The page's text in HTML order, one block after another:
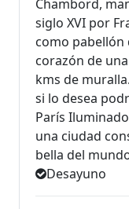
Chambord,
siglo XVI por
como pabellón
corazón de
kms de
si lo desea
París
una ciudad
bella del
Desayuno